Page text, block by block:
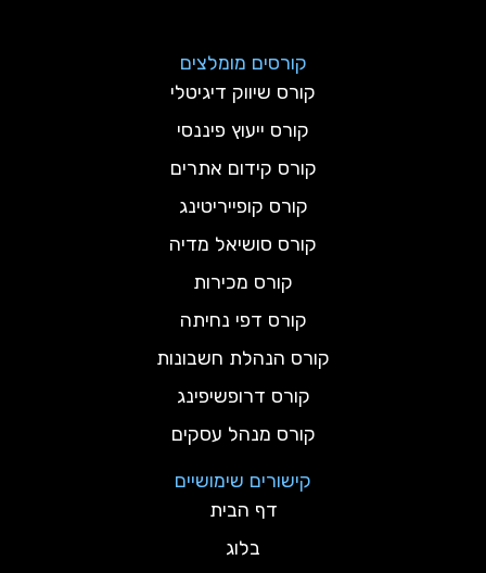
קורסים מומלצים
קורס שיווק דיגיטלי
קורס ייעוץ פיננסי
קורס קידום אתרים
קורס קופייריטינג
קורס סושיאל מדיה
קורס מכירות
קורס דפי נחיתה
קורס הנהלת חשבונות
קורס דרופשיפינג
קורס מנהל עסקים
קישורים שימושיים
דף הבית
בלוג